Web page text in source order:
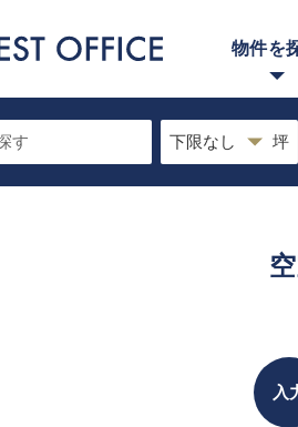
物件を
入